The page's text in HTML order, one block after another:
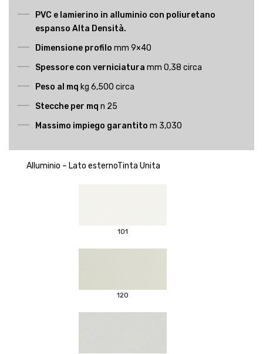
PVC e lamierino in alluminio con poliuretano
espanso Alta Densità.
Dimensione profilo mm 9×40
Spessore con verniciatura mm 0,38 circa
Peso al mq kg 6,500 circa
Stecche per mq n 25
Massimo impiego garantito m 3,030
Alluminio – Lato esternoTinta Unita
101
120